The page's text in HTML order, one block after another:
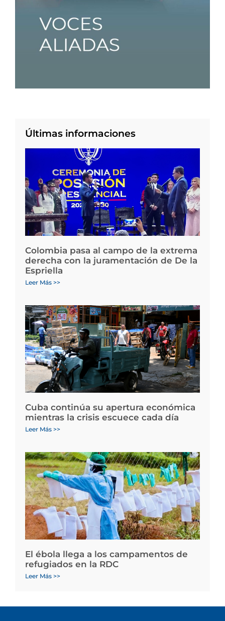
Últimas informaciones
Colombia pasa al campo de la extrema
derecha con la juramentación de De la
Espriella
Leer Más >>
Cuba continúa su apertura económica
mientras la crisis escuece cada día
Leer Más >>
El ébola llega a los campamentos de
refugiados en la RDC
Leer Más >>